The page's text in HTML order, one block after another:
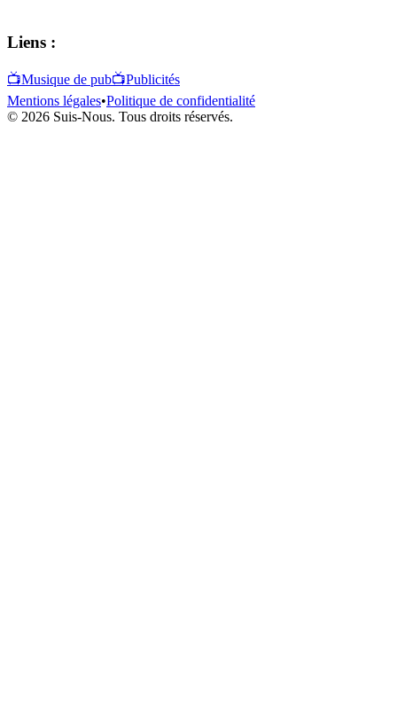
Liens :
📺Musique de pub📺Publicités
Mentions légales•Politique de confidentialité
© 2026 Suis-Nous. Tous droits réservés.